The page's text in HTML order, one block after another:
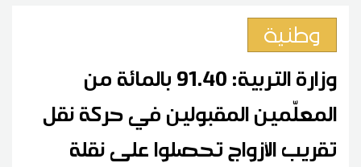
وطنية
وزارة التربية: 91.40 بالمائة من
المعلّمين المقبولين في حركة نقل
تقريب الأزواج تحصلوا على نقلة